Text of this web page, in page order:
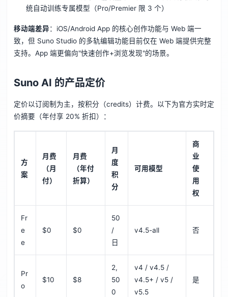
统自动训练专属模型（Pro/Premier 限 3 个）
移动端差异：iOS/Android App 的核心创作功能与 Web 端一
致，但 Suno Studio 的多轨编辑功能目前仅在 Web 端提供完整
支持。App 端更偏向"快速创作+浏览发现"的场景。
Suno AI 的产品定价
定价以订阅制为主，按积分（credits）计费。以下为官方实时定
价摘要（年付享 20% 折扣）：
方
案
月费
（月
付）
月费
（年付
折算）
月
度
积
分
可用模型
商
业
使
用
权
Fr
e
e
$0 $0
50
/
日
v4.5-all 否
Pr
o
$10 $8
2,
50
0
v4 / v4.5 /
v4.5+ / v5 /
v5.5
是